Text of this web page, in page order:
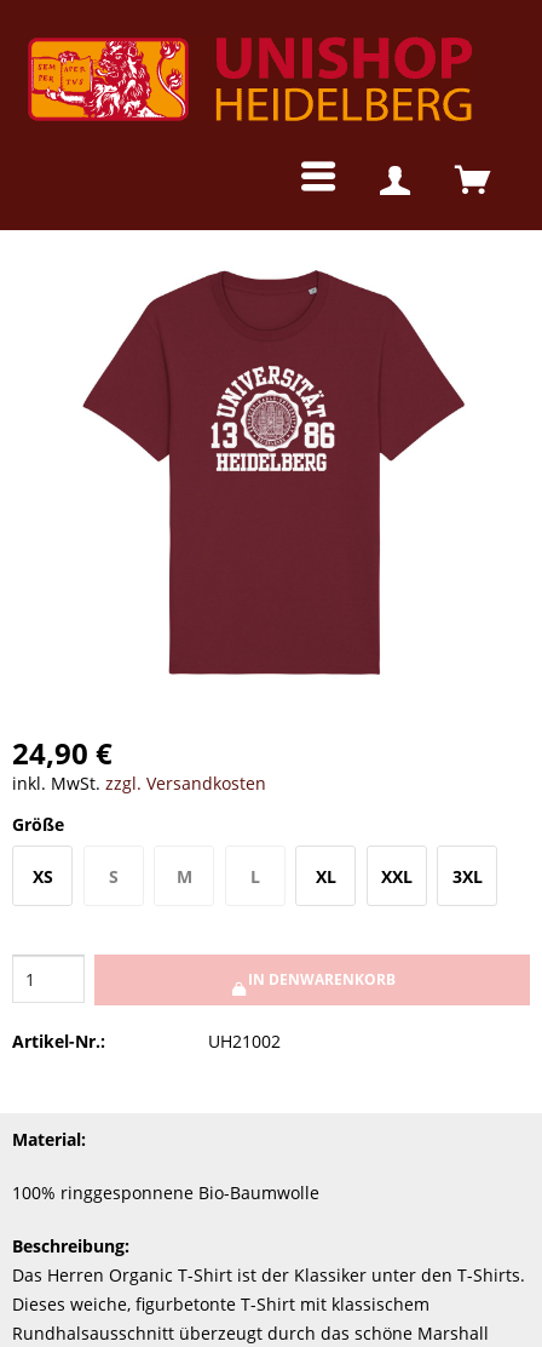
24,90 €
inkl. MwSt. zzgl. Versandkosten
Größe
XS S M L XL XXL 3XL
IN DENWARENKORB
Artikel-Nr.: UH21002
Material:
100% ringgesponnene Bio-Baumwolle
Beschreibung:
Das Herren Organic T-Shirt ist der Klassiker unter den T-Shirts.
Dieses weiche, figurbetonte T-Shirt mit klassischem
Rundhalsausschnitt überzeugt durch das schöne Marshall